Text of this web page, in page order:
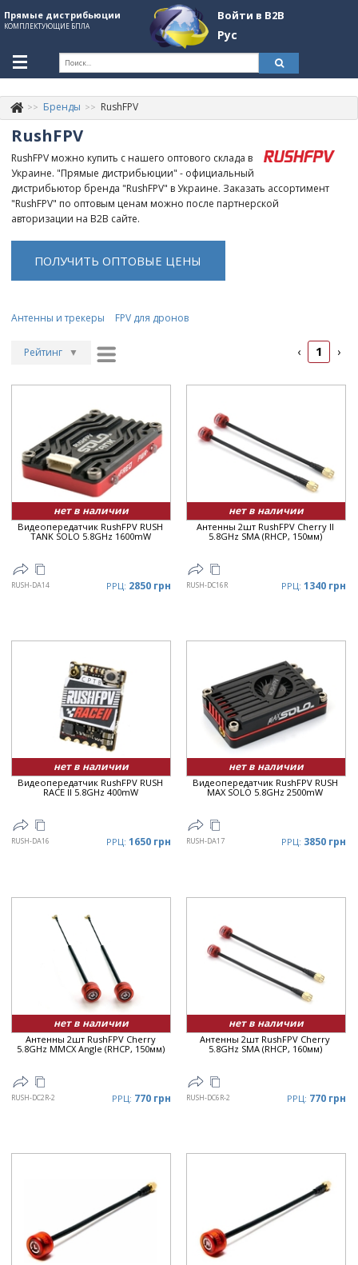
Прямые дистрибьюции
КОМПЛЕКТУЮЩИЕ БПЛА
Войти в B2B
Рус
+380507774092 Контакты
Информация о компании
About Company
Обзоры
Категории
Бренды RushFPV
RushFPV
RushFPV можно купить с нашего оптового склада в
Украине. "Прямые дистрибьюции" - официальный
дистрибьютор бренда "RushFPV" в Украине. Заказать ассортимент
"RushFPV" по оптовым ценам можно после партнерской
авторизации на B2B сайте.
ПОЛУЧИТЬ ОПТОВЫЕ ЦЕНЫ
Антенны и трекеры FPV для дронов
Рейтинг ▼
▼
Цена ▲
Цена ▼
‹ 1 ›
нет в наличии
Видеопередатчик RushFPV RUSH
TANK SOLO 5.8GHz 1600mW
RUSH-DA14 РРЦ: 2850 грн
нет в наличии
Антенны 2шт RushFPV Cherry II
5.8GHz SMA (RHCP, 150мм)
RUSH-DC16R РРЦ: 1340 грн
нет в наличии
Видеопередатчик RushFPV RUSH
RACE II 5.8GHz 400mW
RUSH-DA16 РРЦ: 1650 грн
нет в наличии
Видеопередатчик RushFPV RUSH
MAX SOLO 5.8GHz 2500mW
RUSH-DA17 РРЦ: 3850 грн
нет в наличии
Антенны 2шт RushFPV Cherry
5.8GHz MMCX Angle (RHCP, 150мм)
RUSH-DC2R-2 РРЦ: 770 грн
нет в наличии
Антенны 2шт RushFPV Cherry
5.8GHz SMA (RHCP, 160мм)
RUSH-DC6R-2 РРЦ: 770 грн